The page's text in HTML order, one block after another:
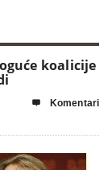
koalicije
 Komentari